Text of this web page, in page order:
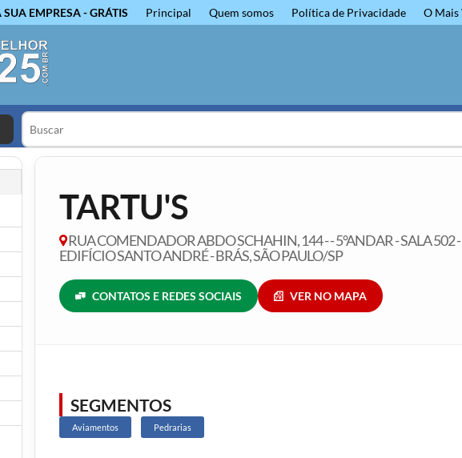
SUA EMPRESA - GRÁTIS Principal Quem somos Política de Privacidade O Mais
TARTU'S
RUA COMENDADOR ABDO SCHAHIN, 144 - - 5°ANDAR - SALA 502 -
EDIFÍCIO SANTO ANDRÉ - BRÁS, SÃO PAULO/SP
CONTATOS E REDES SOCIAIS VER NO MAPA
SEGMENTOS
Aviamentos Pedrarias